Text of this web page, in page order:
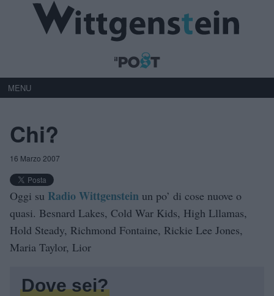
MENU
Chi?
16 Marzo 2007
Oggi su Radio Wittgenstein un po’ di cose nuove o
quasi. Besnard Lakes, Cold War Kids, High Lllamas,
Hold Steady, Richmond Fontaine, Rickie Lee Jones,
Maria Taylor, Lior
Dove sei?